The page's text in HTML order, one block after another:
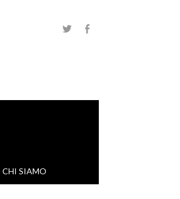
CHI SIAMO